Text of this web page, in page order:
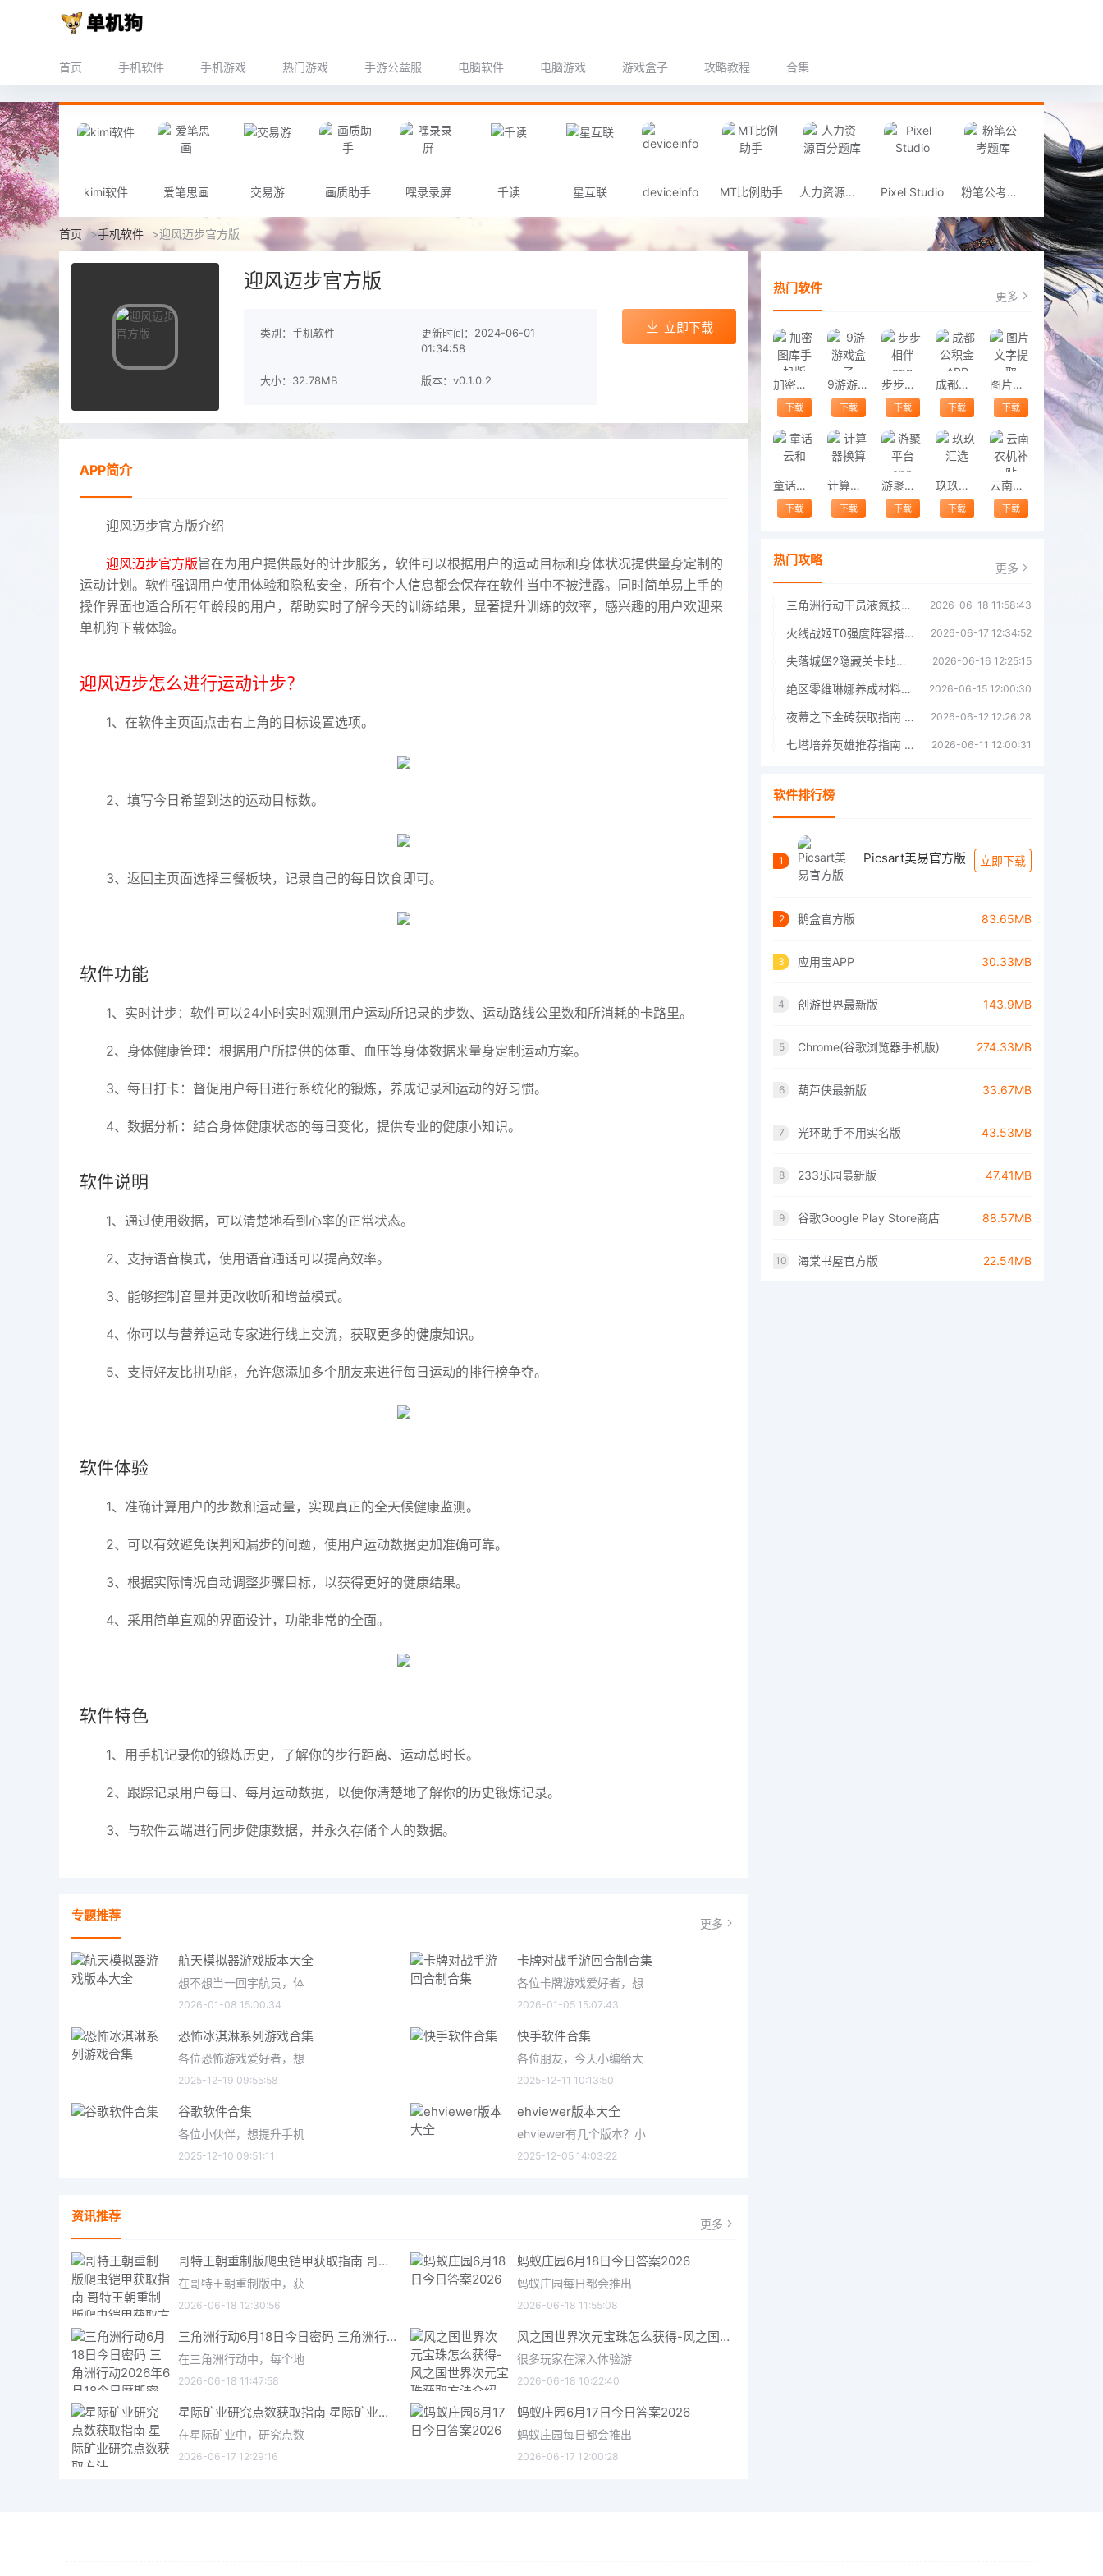
首页 手机软件 手机游戏 热门游戏 手游公益服 电脑软件 电脑游戏 游戏盒子 攻略教程 合集
kimi软件 爱笔思画 交易游 画质助手 嘿录录屏 千读 星互联 deviceinfo MT比例助手 人力资源百分题库 Pixel Studio 粉笔公考题库
首页 >手机软件 >迎风迈步官方版
迎风迈步官方版
类别：手机软件
更新时间：2024-06-01
01:34:58
大小：32.78MB 版本：v0.1.0.2
立即下载
APP简介
迎风迈步官方版介绍
迎风迈步官方版旨在为用户提供最好的计步服务，软件可以根据用户的运动目标和身体状况提供量身定制的
运动计划。软件强调用户使用体验和隐私安全，所有个人信息都会保存在软件当中不被泄露。同时简单易上手的
操作界面也适合所有年龄段的用户，帮助实时了解今天的训练结果，显著提升训练的效率，感兴趣的用户欢迎来
单机狗下载体验。
迎风迈步怎么进行运动计步？
1、在软件主页面点击右上角的目标设置选项。
2、填写今日希望到达的运动目标数。
3、返回主页面选择三餐板块，记录自己的每日饮食即可。
软件功能
1、实时计步：软件可以24小时实时观测用户运动所记录的步数、运动路线公里数和所消耗的卡路里。
2、身体健康管理：根据用户所提供的体重、血压等身体数据来量身定制运动方案。
3、每日打卡：督促用户每日进行系统化的锻炼，养成记录和运动的好习惯。
4、数据分析：结合身体健康状态的每日变化，提供专业的健康小知识。
软件说明
1、通过使用数据，可以清楚地看到心率的正常状态。
2、支持语音模式，使用语音通话可以提高效率。
3、能够控制音量并更改收听和增益模式。
4、你可以与营养运动专家进行线上交流，获取更多的健康知识。
5、支持好友比拼功能，允许您添加多个朋友来进行每日运动的排行榜争夺。
软件体验
1、准确计算用户的步数和运动量，实现真正的全天候健康监测。
2、可以有效避免误判和漏步的问题，使用户运动数据更加准确可靠。
3、根据实际情况自动调整步骤目标，以获得更好的健康结果。
4、采用简单直观的界面设计，功能非常的全面。
软件特色
1、用手机记录你的锻炼历史，了解你的步行距离、运动总时长。
2、跟踪记录用户每日、每月运动数据，以便你清楚地了解你的历史锻炼记录。
3、与软件云端进行同步健康数据，并永久存储个人的数据。
专题推荐 更多
航天模拟器游戏版本大全
想不想当一回宇航员，体
2026-01-08 15:00:34
卡牌对战手游回合制合集
各位卡牌游戏爱好者，想
2026-01-05 15:07:43
恐怖冰淇淋系列游戏合集
各位恐怖游戏爱好者，想
2025-12-19 09:55:58
快手软件合集
各位朋友，今天小编给大
2025-12-11 10:13:50
谷歌软件合集
各位小伙伴，想提升手机
2025-12-10 09:51:11
ehviewer版本大全
ehviewer有几个版本？小
2025-12-05 14:03:22
资讯推荐 更多
哥特王朝重制版爬虫铠甲获取指南 哥特王朝重制版爬虫铠甲获取方法
在哥特王朝重制版中，获
2026-06-18 12:30:56
蚂蚁庄园6月18日今日答案2026
蚂蚁庄园每日都会推出
2026-06-18 11:55:08
三角洲行动6月18日今日密码 三角洲行动2026年6月18今日摩斯密码分享
在三角洲行动中，每个地
2026-06-18 11:47:58
风之国世界次元宝珠怎么获得-风之国世界次元宝珠获取方法介绍
很多玩家在深入体验游
2026-06-18 10:22:40
星际矿业研究点数获取指南 星际矿业研究点数获取方法
在星际矿业中，研究点数
2026-06-17 12:29:16
蚂蚁庄园6月17日今日答案2026
蚂蚁庄园每日都会推出
2026-06-17 12:00:28
热门软件 更多
加密图库手机版
下载
9游游戏盒子
下载
步步相伴app
下载
成都公积金APP
下载
图片文字提取
下载
童话云和
下载
计算器换算
下载
游聚平台app
下载
玖玖汇选
下载
云南农机补贴
下载
热门攻略 更多
三角洲行动干员液氮技能效果详解 三角洲行动干员液氮技能介绍 2026-06-18 11:58:43
火线战姬T0强度阵容搭配推荐 火线战姬T0强度阵容哪个好 2026-06-17 12:34:52
失落城堡2隐藏关卡地图解锁指南 2026-06-16 12:25:15
绝区零维琳娜养成材料汇总指南 2026-06-15 12:00:30
夜幕之下金砖获取指南 夜幕之下金砖获取方法 2026-06-12 12:26:28
七塔培养英雄推荐指南 七塔培养哪个英雄好 2026-06-11 12:00:31
软件排行榜
1 Picsart美易官方版 立即下载
2 鹅盒官方版 83.65MB
3 应用宝APP 30.33MB
4 创游世界最新版 143.9MB
5 Chrome(谷歌浏览器手机版) 274.33MB
6 葫芦侠最新版 33.67MB
7 光环助手不用实名版 43.53MB
8 233乐园最新版 47.41MB
9 谷歌Google Play Store商店 88.57MB
10 海棠书屋官方版 22.54MB